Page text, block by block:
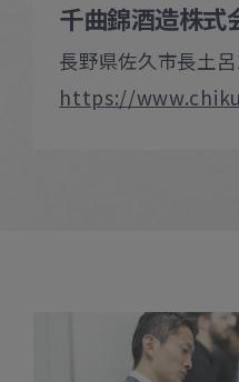
千曲錦酒造株式
長野県佐久市長土
https://